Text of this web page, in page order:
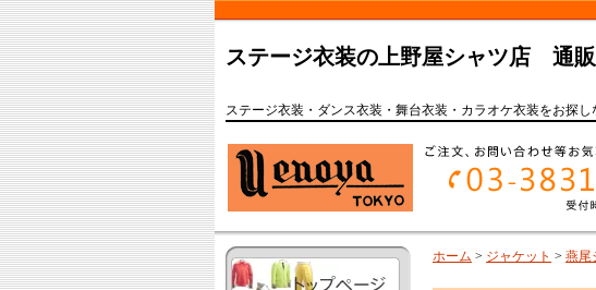
ステージ衣装の上野屋シャツ店 通
ステージ衣装・ダンス衣装・舞台衣装・カラオケ衣装をお探
ホーム > ジャケット > 燕尾